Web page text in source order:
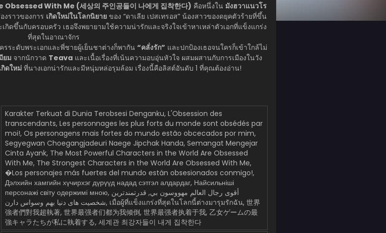
With Me (세상의 주인공들이 나에게 집착한다) คือหนึ่งใน มังฮวาแนวโร
งราวของการ เกิดใหม่ในโลกนิยาย ของ “ดาเลีย เปสเทรอส” น้องสาวของดยุคตัวร้ายที่ขึ้น
กิดขึ้นกับครอบครัว เธอจึงพยายามใช้ความน่ารักและจริงใจเข้าหาเหล่าตัวเอกที่แข็งแกร่ง
ที่สุดในอาณาจักร
ระดับพระเอกและพี่ชายผู้เย็นชาต่างก็พากัน “คลั่งรัก” และปกป้องเธอจนใครก็เข้าใกล้ไม่
ยม จากนักวาด Teava และเนื้อเรื่องที่เน้นความอบอุ่นหัวใจ ผสมผสานกับการเมืองในวัง
ดใหม่ที่นางเอกน่ารักและมีหนุ่มหล่อรุมล้อม เรื่องนี้คือลิสต์อันดับ 1 ที่คุณต้องอ่าน!
Karakter Terkuat di Dunia Terobsesi Denganku, L'Obsession des
transcendants, Les personnages les plus forts du monde sont obsédés par
moi!, Os personagens mais fortes do mundo estão obcecados por mim,
Segyegwan Choegangjadeuri Naege Jipchak Handa, Semangat Mengejar
Cinta Ayank, The Most Powerful Characters in the World Are Obsessed
With Me, The Strongest Characters in the World Are Obsessed With Me,
�Los personajes más fuertes del mundo están obsesionados conmigo!,
Дэлхийн хамгийн хүчирхэг дүрүүд надад сэтгэл алдардаг, Найсильніші
персонажі світу одержимі мною, أقوى رجال العالم مهووسون بي, قدرتمندترین
شخصیت های دنیا بهم وسواس دارن, เมื่อผู้ที่แข็งแกร่งที่สุดในโลกนี้ต่างมารุมรักฉัน, 世界
強者們對我超執著, 世界最强者们都为我倾倒, 世界最强者执着于我, 乙女ゲームの最
強キャラたちが私に執着する, 세계관 최강자들이 내게 집착한다